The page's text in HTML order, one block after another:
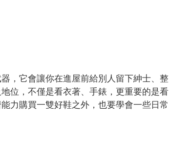
，它會讓你在進屋前給別人留下紳士、整
位，不僅是看衣著、手錶，更重要的是看
力購買一雙好鞋之外，也要學會一些日常